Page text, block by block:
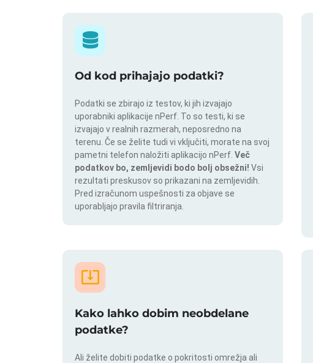
Od kod prihajajo podatki?
Podatki se zbirajo iz testov, ki jih izvajajo
uporabniki aplikacije nPerf. To so testi, ki se
izvajajo v realnih razmerah, neposredno na
terenu. Če se želite tudi vi vključiti, morate na svoj
pametni telefon naložiti aplikacijo nPerf. Več
podatkov bo, zemljevidi bodo bolj obsežni! Vsi
rezultati preskusov so prikazani na zemljevidih.
Pred izračunom uspešnosti za objave se
uporabljajo pravila filtriranja.
Kako lahko dobim neobdelane
podatke?
Ali želite dobiti podatke o pokritosti omrežja ali